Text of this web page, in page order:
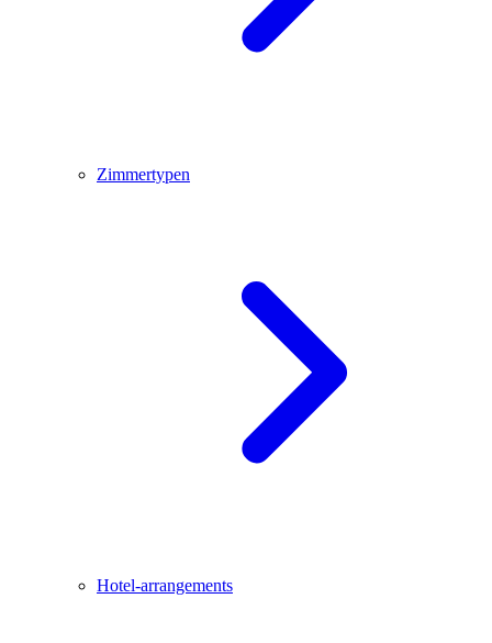
Zimmertypen
Hotel-arrangements